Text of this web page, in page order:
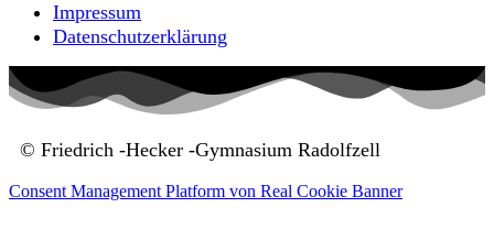
Impressum
Datenschutzerklärung
© Friedrich -Hecker -Gymnasium Radolfzell
Consent Management Platform von Real Cookie Banner